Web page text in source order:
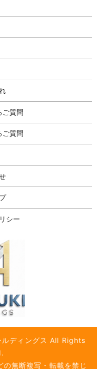
ご質問
ご質問
シー
ディングス All Rights
の無断複写・転載を禁じ